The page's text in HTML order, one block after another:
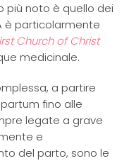
più noto è quello dei
è particolarmente
Church of Christ
medicinale.
a partire
fino alle
legate a grave
e
del parto, sono le